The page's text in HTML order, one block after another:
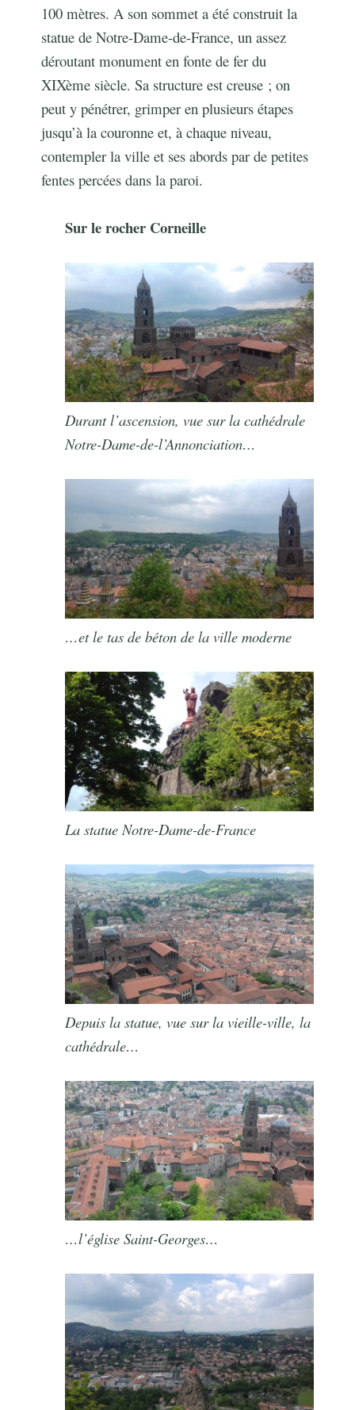
100 mètres. A son sommet a été construit la
statue de Notre-Dame-de-France, un assez
déroutant monument en fonte de fer du
XIXème siècle. Sa structure est creuse ; on
peut y pénétrer, grimper en plusieurs étapes
jusqu’à la couronne et, à chaque niveau,
contempler la ville et ses abords par de petites
fentes percées dans la paroi.
Sur le rocher Corneille
Durant l’ascension, vue sur la cathédrale
Notre-Dame-de-l’Annonciation…
…et le tas de béton de la ville moderne
La statue Notre-Dame-de-France
Depuis la statue, vue sur la vieille-ville, la
cathédrale…
…l’église Saint-Georges…